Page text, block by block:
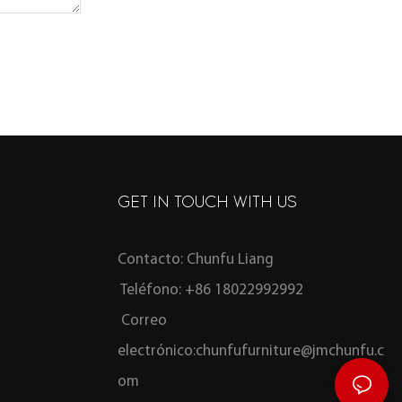
GET IN TOUCH WITH US
Contacto: Chunfu Liang
Teléfono: +86 18022992992
Correo
electrónico:chunfufurniture@jmchunfu.c
om